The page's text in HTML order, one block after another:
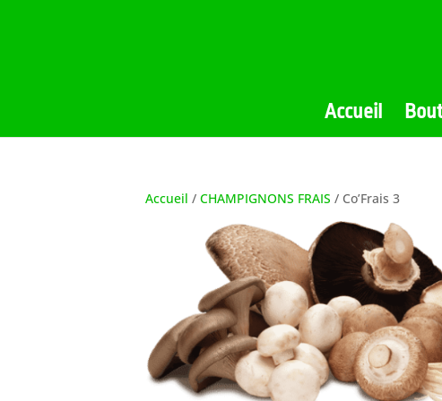
Accueil
Accueil / CHAMPIGNONS FRAIS / Co’Frais 3